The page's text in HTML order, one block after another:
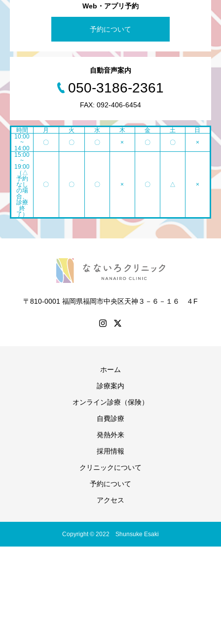
Web・アプリ予約
予約について
自動音声案内
050-3186-2361
FAX: 092-406-6454
時間 月 火 水 木 金 土
日
10:00
~
14:00
〇 〇 〇 × 〇 〇
×
15:00
~
19:00
（△
予約
なし
の場
合、
診療
終
了）
〇 〇 〇 × 〇 △ ×
〒810-0001 福岡県福岡市中央区天神３－６－１６ ４F
ホーム
診療案内
オンライン診療（保険）
自費診療
発熱外来
採用情報
クリニックについて
予約について
アクセス
Copyright © 2022 Shunsuke Esaki